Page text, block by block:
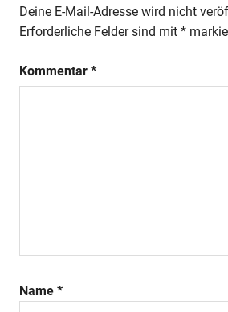
Deine E-Mail-Adresse wird nicht
Erforderliche Felder sind mit *
Kommentar *
Name *